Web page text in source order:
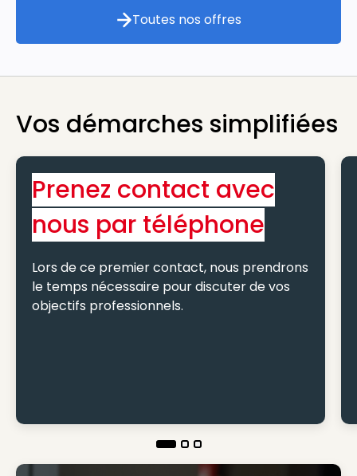
Toutes nos offres
Toutes nos offres
Vos démarches simplifiées
Prenez contact avec
nous par téléphone
Lors de ce premier contact, nous prendrons
le temps nécessaire pour discuter de vos
objectifs professionnels.